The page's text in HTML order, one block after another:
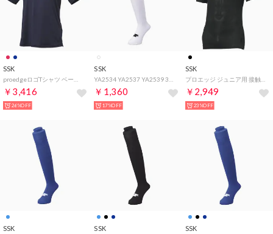
SSK
￥3,416
26%OFF
SSK
￥1,360
17%OFF
SSK
￥2,949
23%OFF
SSK SSK SSK